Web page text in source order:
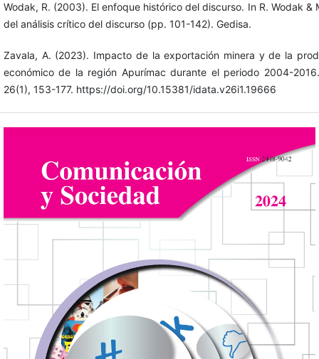
Wodak, R. (2003). El enfoque histórico del discurso. In R. Wodak &
del análisis crítico del discurso (pp. 101-142). Gedisa.
Zavala, A. (2023). Impacto de la exportación minera y de la
económico de la región Apurímac durante el periodo 2004-
26(1), 153-177. https://doi.org/10.15381/idata.v26i1.19666